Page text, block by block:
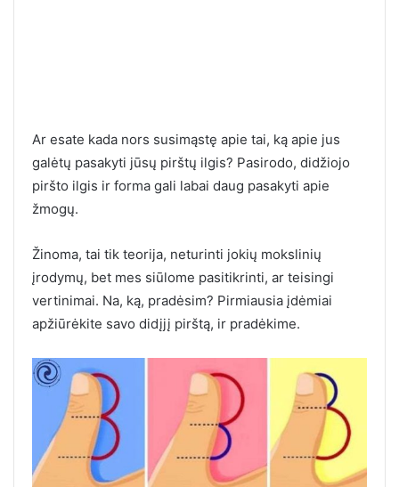
Ar esate kada nors susimąstę apie tai, ką apie jus
galėtų pasakyti jūsų pirštų ilgis? Pasirodo, didžiojo
piršto ilgis ir forma gali labai daug pasakyti apie
žmogų.
Žinoma, tai tik teorija, neturinti jokių mokslinių
įrodymų, bet mes siūlome pasitikrinti, ar teisingi
vertinimai. Na, ką, pradėsim? Pirmiausia įdėmiai
apžiūrėkite savo didįjį pirštą, ir pradėkime.